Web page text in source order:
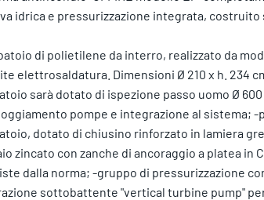
idrica e pressurizzazione integrata, costruito
di polietilene da interro, realizzato da
elettrosaldatura. Dimensioni Ø 210 x h. 234
sarà dotato di ispezione passo uomo Ø
pompe e integrazione al sistema;
dotato di chiusino rinforzato in lamiera
zincato con zanche di ancoraggio a platea in
dalla norma; -gruppo di pressurizzazione
sottobattente "vertical turbine pump"